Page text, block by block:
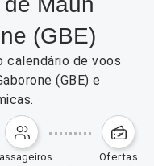
(GBE)
calendário de voos
(GBE) e
passageiros ofertas